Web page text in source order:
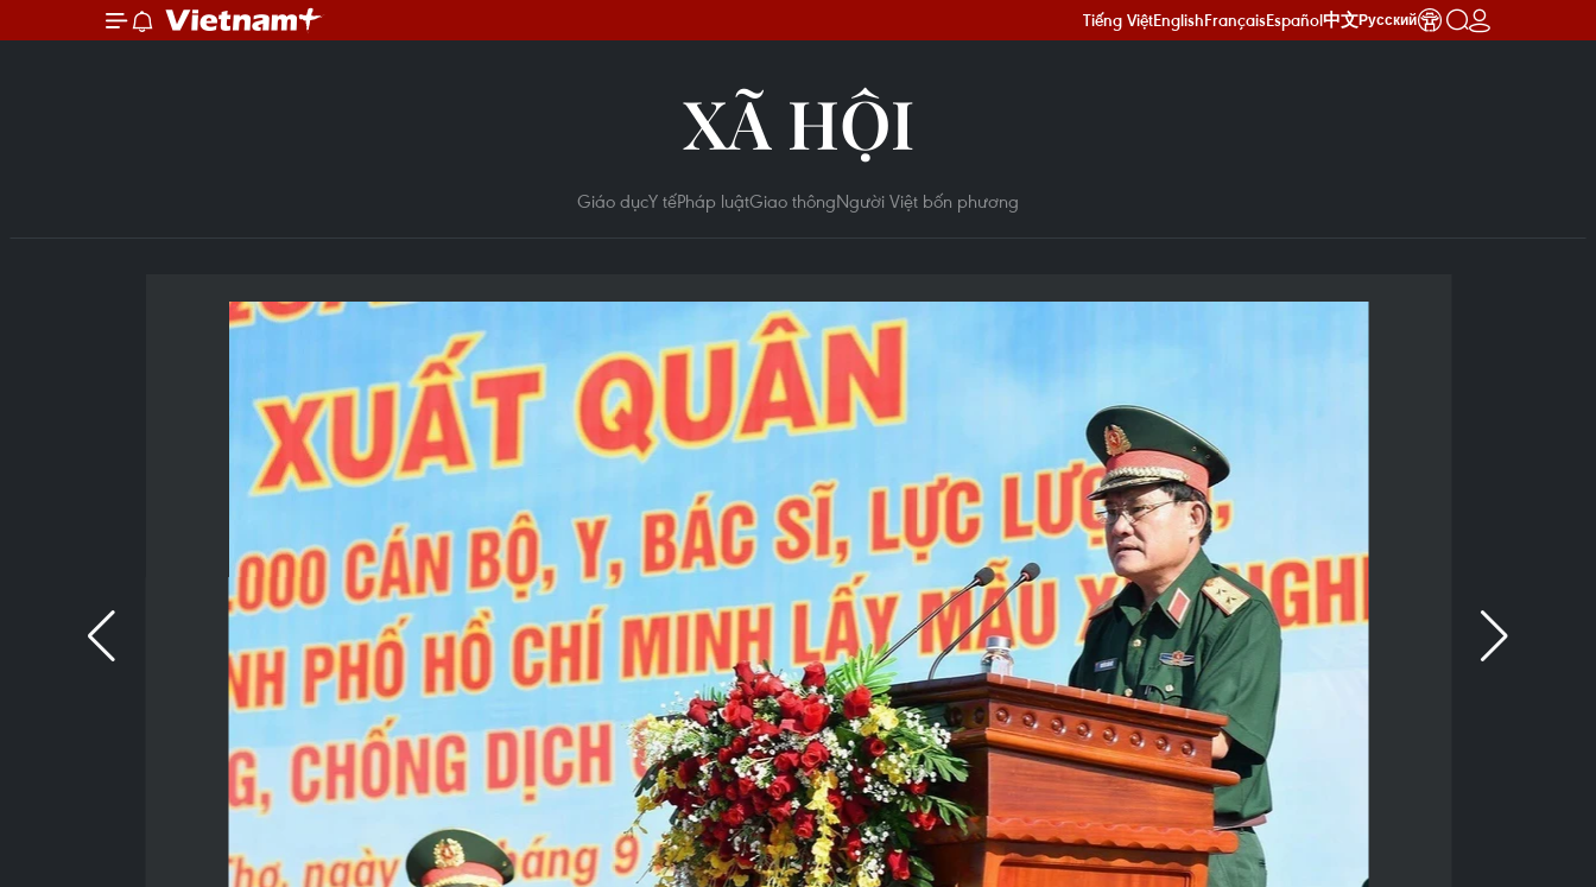
Tiếng ViệtEnglishFrançaisEspañol中文Русский
XÃ HỘI
Giáo dụcY tếPháp luậtGiao thôngNgười Việt bốn phương